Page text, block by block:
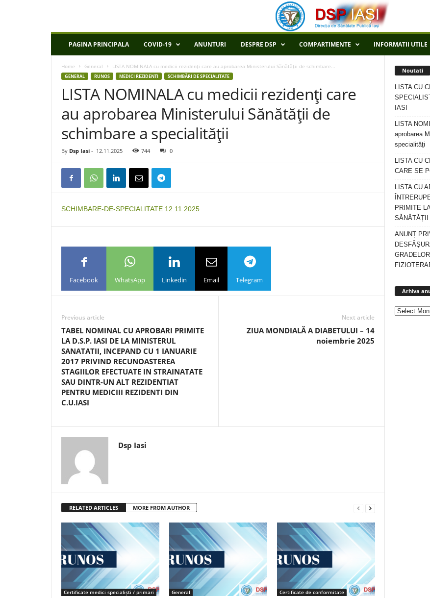
P
PAGINA PRINCIPALA COVID-19 ANUNTURI DESPRE DSP COMPARTIMENTE INFORMATII UTILE
Home General LISTA NOMINALA cu medicii rezidenţi care au aprobarea Ministerului Sănătăţii de schimbare...
GENERAL RUNOS MEDICI REZIDENTI SCHIMBĂRI DE SPECIALITATE
LISTA NOMINALA cu medicii rezidenţi care
au aprobarea Ministerului Sănătăţii de
schimbare a specialităţii
By Dsp Iasi - 12.11.2025 744 0
SCHIMBARE-DE-SPECIALITATE 12.11.2025
Facebook WhatsApp Linkedin Email Telegram
Previous article
TABEL NOMINAL CU APROBARI PRIMITE
LA D.S.P. IASI DE LA MINISTERUL
SANATATII, INCEPAND CU 1 IANUARIE
2017 PRIVIND RECUNOASTEREA
STAGIILOR EFECTUATE IN STRAINATATE
SAU DINTR-UN ALT REZIDENTIAT
PENTRU MEDICIII REZIDENTI DIN
C.U.IASI
Next article
ZIUA MONDIALĂ A DIABETULUI – 14
noiembrie 2025
Dsp Iasi
RELATED ARTICLES MORE FROM AUTHOR
Certificate medici specialiști / primari General Certificate de conformitate
Noutati
LISTA CU
IASI
LISTA
aprobarea
specialităţi
LISTA CU
CARE SE
LISTA CU
PRIMITE
SĂNĂTĂȚII
ANUNȚ
Arhiva